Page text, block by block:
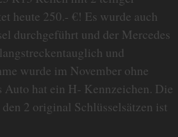
heute 250.- €! Es wurde auch
durchgeführt und der Mercedes
und
wurde im November ohne
Auto hat ein H- Kennzeichen. Die
2 original Schlüsselsätzen ist